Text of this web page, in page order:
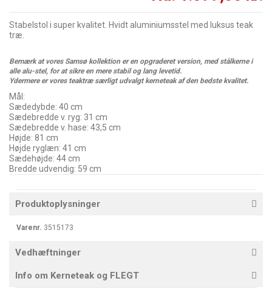
Stabelstol i super kvalitet. Hvidt aluminiumsstel med luksus teak
træ.
Bemærk at vores Samsø kollektion er en opgraderet version, med stålkerne i
alle alu-stel, for at sikre en mere stabil og lang levetid.
Ydermere er vores teaktræ særligt udvalgt kerneteak af den bedste kvalitet.
Mål:
Sædedybde: 40 cm
Sædebredde v. ryg: 31 cm
Sædebredde v. hase: 43,5 cm
Højde: 81 cm
Højde ryglæn: 41 cm
Sædehøjde: 44 cm
Bredde udvendig: 59 cm
Produktoplysninger
Varenr. 3515173
Vedhæftninger
Info om Kerneteak og FLEGT